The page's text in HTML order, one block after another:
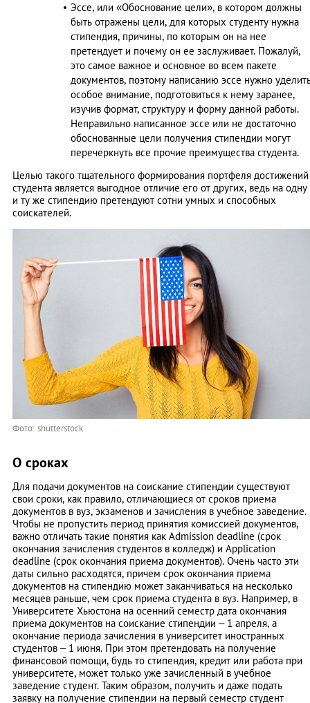
Эссе, или «Обоснование цели», в котором должны
быть отражены цели, для которых студенту нужна
стипендия, причины, по которым он на нее
претендует и почему он ее заслуживает. Пожалуй,
это самое важное и основное во всем пакете
документов, поэтому написанию эссе нужно
особое внимание, подготовиться к нему заранее,
изучив формат, структуру и форму данной работы.
Неправильно написанное эссе или не достаточно
обоснованные цели получения стипендии могут
перечеркнуть все прочие преимущества студента.
Целью такого тщательного формирования портфеля достижений
студента является выгодное отличие его от других, ведь на одну
и ту же стипендию претендуют сотни умных и способных
соискателей.
Фото: shutterstock
О сроках
Для подачи документов на соискание стипендии существуют
свои сроки, как правило, отличающиеся от сроков приема
документов в вуз, экзаменов и зачисления в учебное заведение.
Чтобы не пропустить период принятия комиссией документов,
важно отличать такие понятия как Admission deadline (срок
окончания зачисления студентов в колледж) и Application
deadline (срок окончания приема документов). Очень часто эти
даты сильно расходятся, причем срок окончания приема
документов на стипендию может заканчиваться на несколько
месяцев раньше, чем срок приема студента в вуз. Например, в
Университете Хьюстона на осенний семестр дата окончания
приема документов на соискание стипендии – 1 апреля, а
окончание периода зачисления в университет иностранных
студентов – 1 июня. При этом претендовать на получение
финансовой помощи, будь то стипендия, кредит или работа при
университете, может только уже зачисленный в учебное
заведение студент. Таким образом, получить и даже подать
заявку на получение стипендии на первый семестр студент